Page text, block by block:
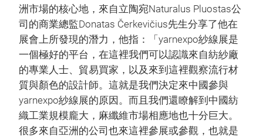
洲市場的核心地，來自立陶宛Naturalus Pluostas公
司的商業總監Donatas Čerkevičius先生分享了他在
展會上所發現的潛力，他指：「yarnexpo紗線展是
一個極好的平台，在這裡我們可以認識來自紡紗廠
的專業人士、貿易買家，以及來到這裡觀察流行材
質與顏色的設計師。這就是我們決定來中國參與
yarnexpo紗線展的原因。而且我們還瞭解到中國紡
織工業規模龐大，麻纖維市場相應地也十分巨大。
很多來自亞洲的公司也來這裡參展或參觀，也就是